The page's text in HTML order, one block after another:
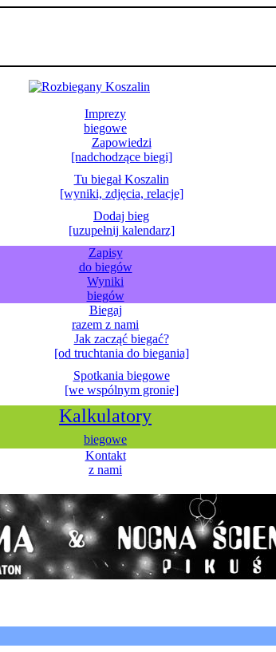
Imprezy
biegowe
Zapowiedzi
[nadchodzące biegi]
Tu biegał Koszalin
[wyniki, zdjęcia, relacje]
Dodaj bieg
[uzupełnij kalendarz]
Zapisy
do biegów
Wyniki
biegów
Biegaj
razem z nami
Jak zacząć biegać?
[od truchtania do biegania]
Spotkania biegowe
[we wspólnym gronie]
Kalkulatory
biegowe
Kontakt
z nami